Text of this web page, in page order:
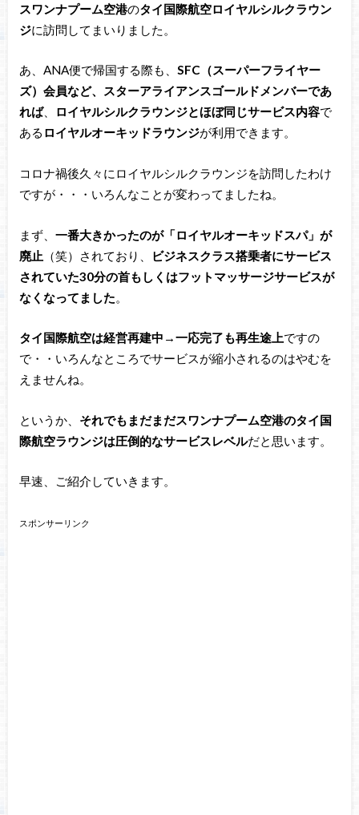
スワンナプーム空港のタイ国際航空ロイヤルシルクラウン
ジに訪問してまいりました。
あ、ANA便で帰国する際も、 SFC（スーパーフライヤー
ズ）会員など、スターアライアンスゴールドメンバーであ
れば、 ロイヤルシルクラウンジとほぼ同じサービス内容で
ある ロイヤルオーキッドラウンジが利用できます。
コロナ禍後久々にロイヤルシルクラウンジを訪問したわけ
ですが・・・いろんなことが変わってましたね。
まず、 一番大きかったのが「ロイヤルオーキッドスパ」が
廃止 （笑）されており、
ビジネスクラス搭乗者にサービス
されていた30分の首もしくはフットマッサージサービスが
なくなってました
タイ国際航空は経営再建中→一応完了も再生途上ですの
で・・いろんなところでサービスが縮小されるのはやむを
えませんね。
というか、 それでもまだまだスワンナプーム空港のタイ国
際航空ラウンジは圧倒的なサービスレベルだと思います。
早速、ご紹介していきます。
スポンサーリンク